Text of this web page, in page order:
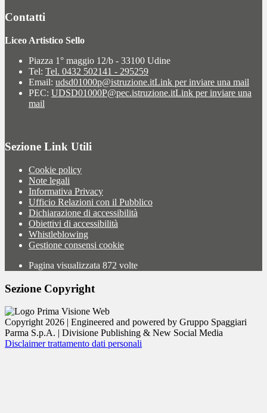
Contatti
Liceo Artistico Sello
Piazza 1° maggio 12/b - 33100 Udine
Tel: Tel. 0432 502141 - 295259
Email: udsd01000p@istruzione.itLink per inviare una mail
PEC: UDSD01000P@pec.istruzione.itLink per inviare una
mail
Sezione Link Utili
Cookie policy
Note legali
Informativa Privacy
Ufficio Relazioni con il Pubblico
Dichiarazione di accessibilità
Obiettivi di accessibilità
Whistleblowing
Gestione consensi cookie
Pagina visualizzata 872 volte
Sezione Copyright
Copyright 2026 | Engineered and powered by Gruppo Spaggiari
Parma S.p.A. | Divisione Publishing & New Social Media
Disclaimer trattamento dati personali